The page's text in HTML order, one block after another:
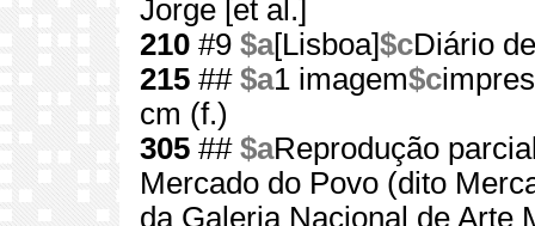
Jorge [et al.]
210 #9 $a[Lisboa]$cDiário
215 ## $a1 imagem$c
cm (f.)
305 ## $aReprodução
Mercado do Povo (dito
da Galeria Nacional de Arte